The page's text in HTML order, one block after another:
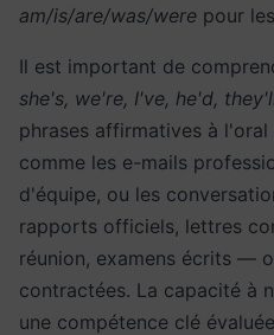
am/is/are/was/were pour
Il est important de
she's, we're, I've, he'd,
phrases affirmatives à
comme les e-mails
d'équipe, ou les
rapports officiels, lettres
réunion, examens écrits —
contractées. La capacité à
une compétence clé